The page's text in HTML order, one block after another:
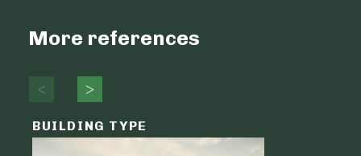
More references
BUILDING TYPE